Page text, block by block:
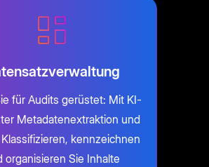
für Audits gerüstet: Mit KI-
Metadatenextraktion und
kennzeichnen
organisieren Sie Inhalte